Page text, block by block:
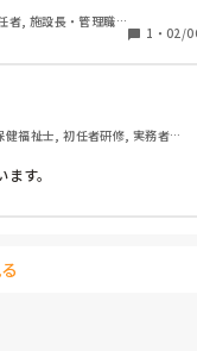
者, 施設長・管理職,
1 ・ 02/
福祉士, 初任者研修, 実務者研
す。